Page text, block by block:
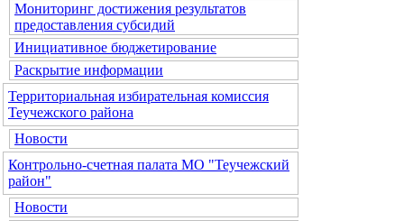
Мониторинг достижения результатов
предоставления субсидий
Инициативное бюджетирование
Раскрытие информации
Территориальная избирательная комиссия
Теучежского района
Новости
Контрольно-счетная палата МО "Теучежский
район"
Новости